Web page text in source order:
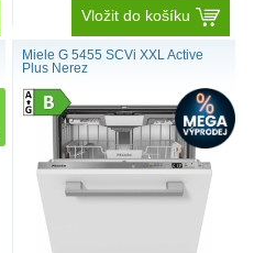
Vložit do košíku
Miele G 5455 SCVi XXL Active
Plus Nerez